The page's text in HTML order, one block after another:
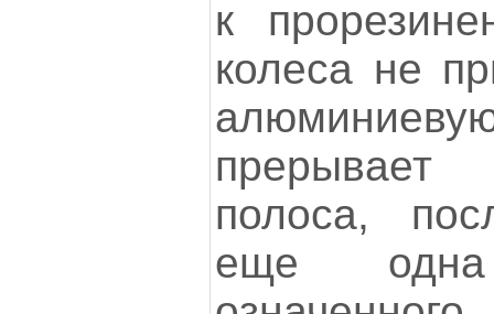
к
колеса не
прерывает
полоса,
еще